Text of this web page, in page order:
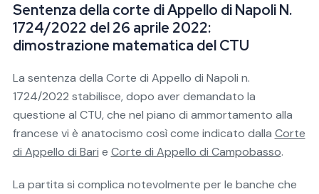
Sentenza della corte di Appello di Napoli N.
1724/2022 del 26 aprile 2022:
dimostrazione matematica del CTU
La sentenza della Corte di Appello di Napoli n.
1724/2022 stabilisce, dopo aver demandato la
questione al CTU, che nel piano di ammortamento alla
francese vi è anatocismo così come indicato dalla Corte
di Appello di Bari e Corte di Appello di Campobasso.
La partita si complica notevolmente per le banche che